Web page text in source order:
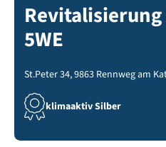
5WE
St.Peter 34, 9863 Rennweg am
klimaaktiv Silber